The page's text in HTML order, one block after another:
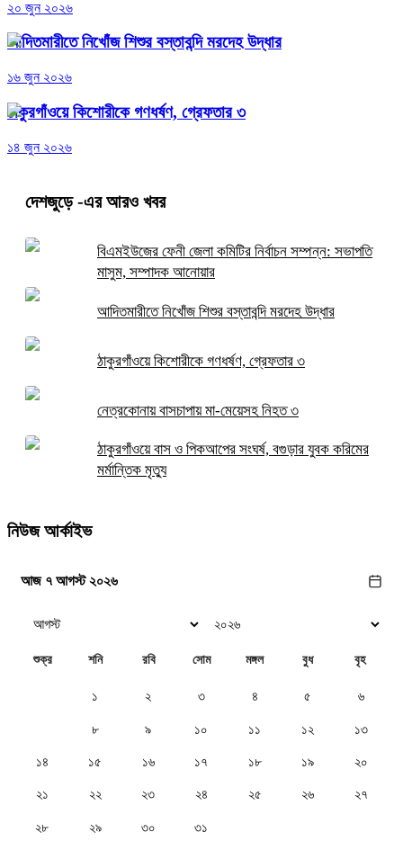
২০ জুন ২০২৬
আদিতমারীতে নিখোঁজ শিশুর বস্তাবন্দি মরদেহ উদ্ধার
১৬ জুন ২০২৬
ঠাকুরগাঁওয়ে কিশোরীকে গণধর্ষণ, গ্রেফতার ৩
১৪ জুন ২০২৬
দেশজুড়ে-এর আরও খবর
বিএমইউজের ফেনী জেলা কমিটির নির্বাচন সম্পন্ন: সভাপতি
মাসুম, সম্পাদক আনোয়ার
আদিতমারীতে নিখোঁজ শিশুর বস্তাবন্দি মরদেহ উদ্ধার
ঠাকুরগাঁওয়ে কিশোরীকে গণধর্ষণ, গ্রেফতার ৩
নেত্রকোনায় বাসচাপায় মা-মেয়েসহ নিহত ৩
ঠাকুরগাঁওয়ে বাস ও পিকআপের সংঘর্ষ, বগুড়ার যুবক করিমের
মর্মান্তিক মৃত্যু
নিউজ আর্কাইভ
আজ ৭ আগস্ট ২০২৬
শুক্র শনি রবি সোম মঙ্গল বুধ বৃহ
১ ২ ৩ ৪ ৫ ৬
৮ ৯ ১০ ১১ ১২ ১৩
১৪ ১৫ ১৬ ১৭ ১৮ ১৯ ২০
২১ ২২ ২৩ ২৪ ২৫ ২৬ ২৭
২৮ ২৯ ৩০ ৩১